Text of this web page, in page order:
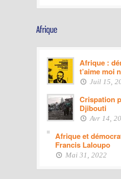
Afrique :
t’aime moi
Juil 15,
Crispation
Djibouti
Avr 14,
Afrique et
Francis Laloupo
Mai 31, 2022